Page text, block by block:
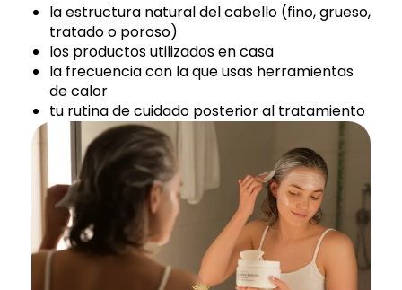
la estructura natural del cabello (fino, grueso,
tratado o poroso)
los productos utilizados en casa
la frecuencia con la que usas herramientas
de calor
tu rutina de cuidado posterior al tratamiento